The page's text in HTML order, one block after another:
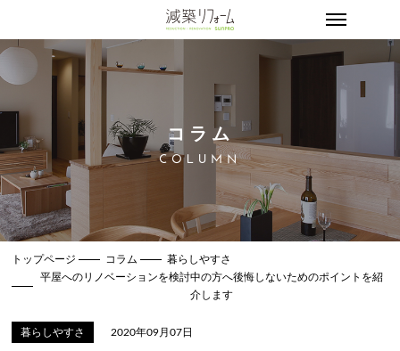
コラム
COLUMN
トップページ コラム
暮らしやすさ
平屋へのリノベーションを検討中の方へ後悔しないためのポイントを紹
介します
暮らしやすさ 2020年09月07日